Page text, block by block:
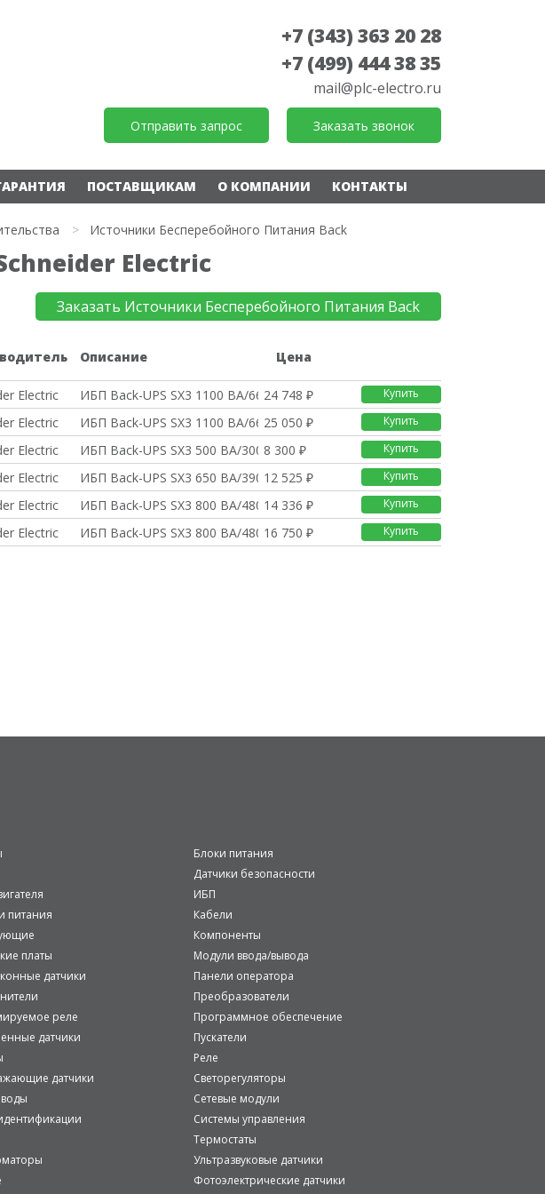
+7 (343) 363 20 28
+7 (499) 444 38 35
mail@plc-electro.ru
Отправить запрос Заказать звонок
ПОСТАВЩИКАМ О КОМПАНИИ КОНТАКТЫ
> Источники Бесперебойного Питания Back
Electric
Заказать Источники Бесперебойного Питания Back
Описание Цена
Electric ИБП Back-UPS SX3 1100 ВА/660 В24 748 ₽ Купить
Electric ИБП Back-UPS SX3 1100 ВА/660 В25 050 ₽ Купить
Electric ИБП Back-UPS SX3 500 ВА/300 Вт8 300 ₽ Купить
Electric ИБП Back-UPS SX3 650 ВА/390 Вт12 525 ₽ Купить
Electric ИБП Back-UPS SX3 800 ВА/480 Вт14 336 ₽ Купить
Electric ИБП Back-UPS SX3 800 ВА/480 Вт16 750 ₽ Купить
Блоки питания
Датчики безопасности
ИБП
питания
Кабели
Компоненты
платы
Модули ввода/вывода
датчики
Панели оператора
Преобразователи
реле
Программное обеспечение
датчики
Пускатели
Реле
датчики
Светорегуляторы
Сетевые модули
Системы управления
Термостаты
Ультразвуковые датчики
Фотоэлектрические датчики